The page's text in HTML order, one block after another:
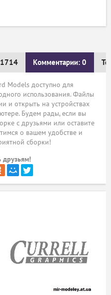
Комментарии: 0
Models доступно для
использования. Файлы
и открыть на устройствах
Будем рады, если вы
с друзьями или оставите
о вашем удобстве и
сборки!
друзьям!